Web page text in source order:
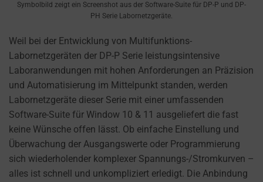
Symbolbild zeigt ein Screenshot aus der Software-Suite für DP-P und DP-
PH Serie Labornetzgeräte.
Weil bei der Entwicklung von Multifunktions-
Labornetzgeräten der DP-P Serie leistungsintensive
Laboranwendungen mit hohen Anforderungen an Präzision
und Automatisierung im Mittelpunkt standen, werden
Labornetzgeräte dieser Serie mit einer umfassenden
Software-Suite für Window 10 & 11 ausgeliefert die fast
keine Wünsche offen lässt. Ob einfache Einstellung und
Überwachung der Ausgangswerte oder Programmierung
sich wiederholender komplexer Spannungs-/Stromkurven –
alles ist schnell und unkompliziert erledigt. Die Anbindung
collects
data,
you
can
refer
the
website’s
privacy
policy.